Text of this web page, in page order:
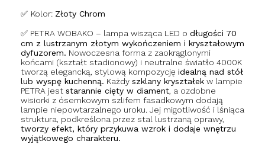
✅ Kolor: Złoty Chrom
✅ PETRA WOBAKO – lampa wisząca LED o długości 70
cm z lustrzanym złotym wykończeniem i kryształowym
dyfuzorem. Nowoczesna forma z zaokrąglonymi
końcami (kształt stadionowy) i neutralne światło 4000K
tworzą elegancką, stylową kompozycję idealną nad stół
lub wyspę kuchenną. Każdy szklany kryształek w lampie
PETRA jest starannie cięty w diament, a ozdobne
wisiorki z ósemkowym szlifem fasadkowym dodają
lampie niepowtarzalnego uroku. Jej migotliwość i lśniąca
struktura, podkreślona przez stal lustrzaną oprawy,
tworzy efekt, który przykuwa wzrok i dodaje wnętrzu
wyjątkowego charakteru.